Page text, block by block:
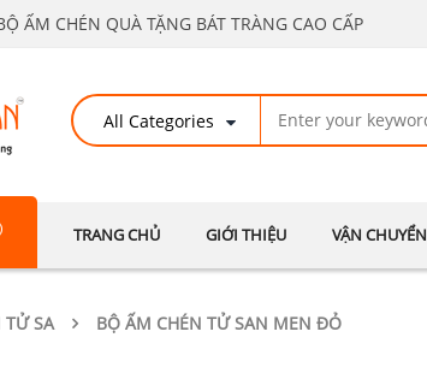
ẤM CHÉN QUÀ TẶNG BÁT TRÀNG CAO CẤP
TRANG CHỦ GIỚI THIỆU VẬN CHUYỂN
TỬ SA BỘ ẤM CHÉN TỬ SAN MEN ĐỎ